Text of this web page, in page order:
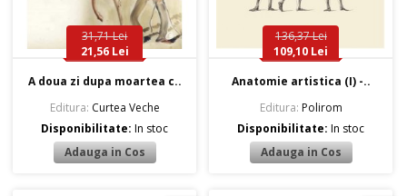
31,71 Lei
21,56 Lei
A doua zi dupa moartea c..
Editura: Curtea Veche
Disponibilitate:In stoc
136,37 Lei
109,10 Lei
Anatomie artistica (I) -..
Editura: Polirom
Disponibilitate:In stoc